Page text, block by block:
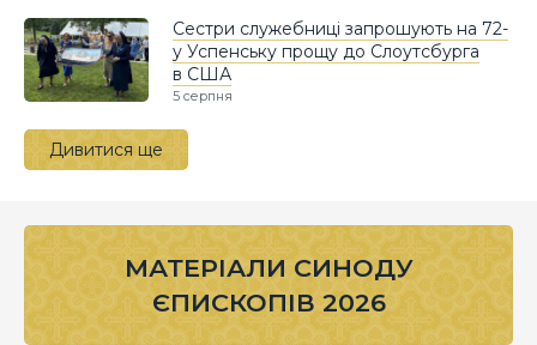
Сестри служебниці запрошують на 72-
у Успенську прощу до Слоутсбурга
в США
5 серпня
Дивитися ще
МАТЕРІАЛИ СИНОДУ
ЄПИСКОПІВ 2026